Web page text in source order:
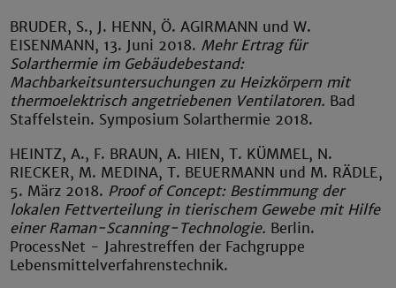
BRUDER, S., J. HENN, Ö.AGIRMANN und W.
EISENMANN, 13. Juni 2018. Mehr Ertrag für
Solarthermie im Gebäudebestand:
Machbarkeitsuntersuchungen zu Heizkörpern mit
thermoelektrisch angetriebenen Ventilatoren. Bad
Staffelstein. Symposium Solarthermie 2018.
HEINTZ, A., F. BRAUN, A. HIEN, T. KÜMMEL, N.
RIECKER, M. MEDINA, T. BEUERMANN und M. RÄDLE,
5. März 2018. Proof of Concept: Bestimmung der
lokalen Fettverteilung in tierischem Gewebe mit Hilfe
einer Raman-Scanning-Technologie. Berlin.
ProcessNet - Jahrestreffen der Fachgruppe
Lebensmittelverfahrenstechnik.